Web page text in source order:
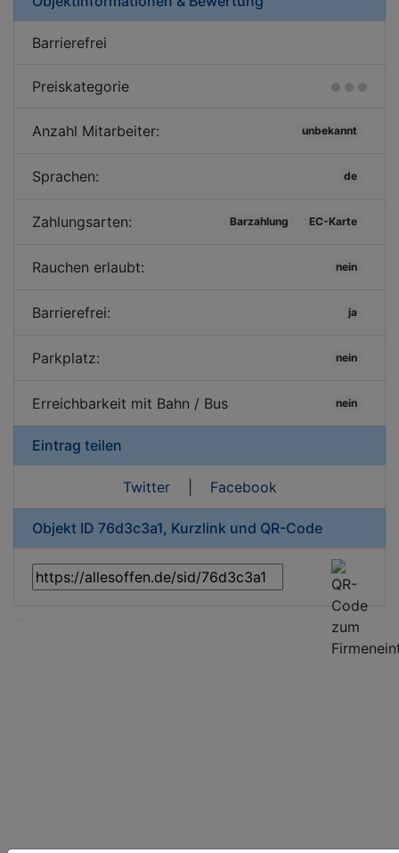
Barrierefrei
Preiskategorie
Anzahl Mitarbeiter: unbekannt
Sprachen: de
Zahlungsarten: Barzahlung EC-Karte
Rauchen erlaubt: nein
Barrierefrei: ja
Parkplatz: nein
Erreichbarkeit mit Bahn / Bus nein
Eintrag teilen
Twitter| Facebook
Objekt ID 76d3c3a1, Kurzlink und QR-Code